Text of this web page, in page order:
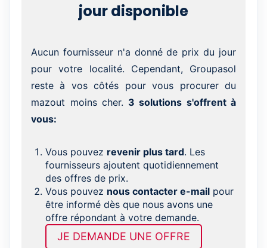
jour disponible
Aucun fournisseur n'a donné de prix du jour
pour votre localité. Cependant, Groupasol
reste à vos côtés pour vous procurer du
mazout moins cher. 3 solutions s'offrent à
vous:
Vous pouvez revenir plus tard. Les
fournisseurs ajoutent quotidiennement
des offres de prix.
Vous pouvez nous contacter e-mail pour
être informé dès que nous avons une
offre répondant à votre demande.
JE DEMANDE UNE OFFRE